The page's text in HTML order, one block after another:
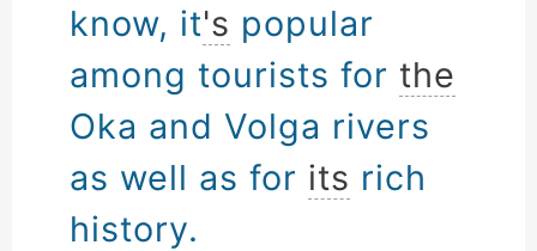
know, it's popular
among tourists for the
Oka and Volga rivers
as well as for its rich
history.